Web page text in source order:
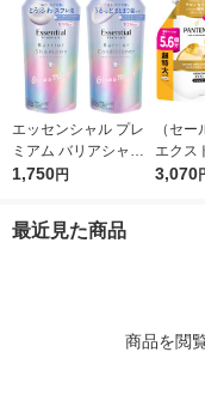
エッセンシャル プレ
ミアム バリアシャン
プー + コンディショ
1,750円
（セ
エクス
ペア シ
3,070
最近見た商品
商品を閲